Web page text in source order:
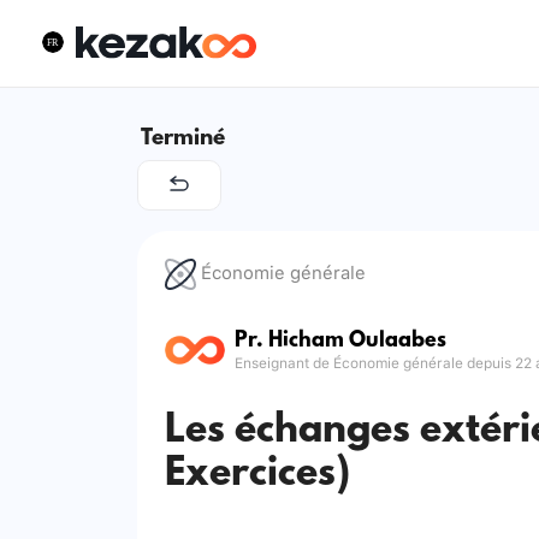
Terminé
Économie générale
Pr. Hicham Oulaabes
Enseignant de Économie générale depuis 22
Les échanges
Exercices)